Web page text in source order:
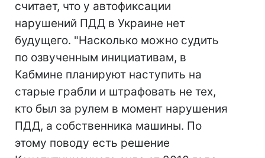
считает, что у автофиксации
нарушений ПДД в Украине нет
будущего. "Насколько можно судить
по озвученным инициативам, в
Кабмине планируют наступить на
старые грабли и штрафовать не тех,
кто был за рулем в момент нарушения
ПДД, а собственника машины. По
этому поводу есть решение